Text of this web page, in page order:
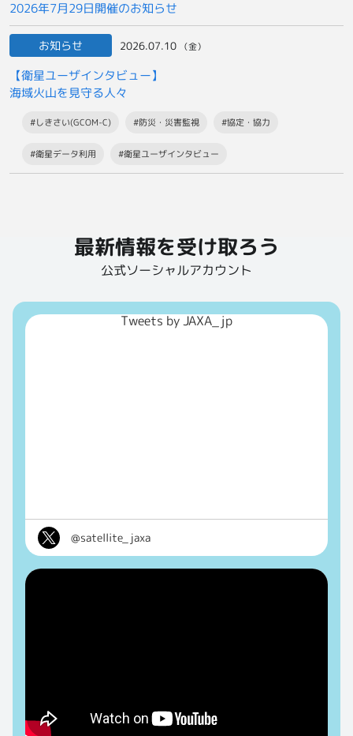
2026年7月29日開催のお知らせ
お知らせ 2026.07.10 （金）
【衛星ユーザインタビュー】
海域火山を見守る人々
#しきさい(GCOM-C) #防災・災害監視 #協定・協力
#衛星データ利用 #衛星ユーザインタビュー
最新情報を受け取ろう
公式ソーシャルアカウント
Tweets by JAXA_jp
@satellite_jaxa